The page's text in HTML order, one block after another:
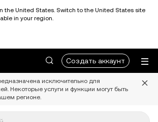
the United States. Switch to the United States site
in your region.
Создать аккаунт
исключительно для
Некоторые услуги и функции могут быть
регионе.